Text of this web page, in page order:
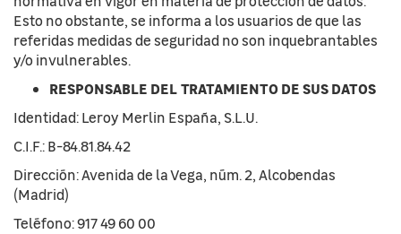
Esto no obstante, se informa a los usuarios de que las
referidas medidas de seguridad no son inquebrantables
y/o invulnerables.
RESPONSABLE DEL TRATAMIENTO DE SUS DATOS
Identidad: Leroy Merlin España, S.L.U.
C.I.F.: B-84.81.84.42
Dirección: Avenida de la Vega, núm. 2, Alcobendas
(Madrid)
Teléfono: 917 49 60 00